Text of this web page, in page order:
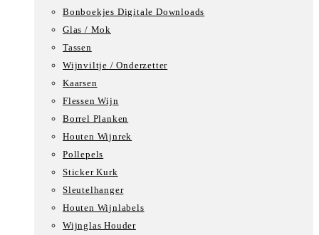
Bonboekjes Digitale Downloads
Glas / Mok
Tassen
Wijnviltje / Onderzetter
Kaarsen
Flessen Wijn
Borrel Planken
Houten Wijnrek
Pollepels
Sticker Kurk
Sleutelhanger
Houten Wijnlabels
Wijnglas Houder